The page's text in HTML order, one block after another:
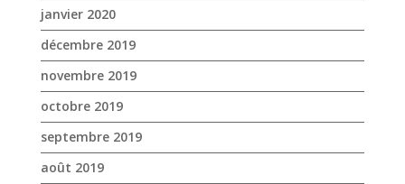
août 2019
juillet 2019
juin 2019
mai 2019
avril 2019
mars 2019